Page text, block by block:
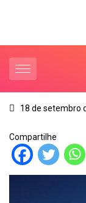
18 de setembro
Compartilhe